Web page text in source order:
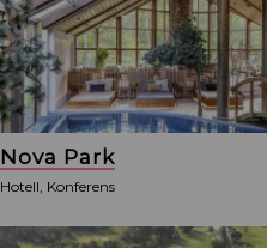
Nova Park
Hotell, Konferens